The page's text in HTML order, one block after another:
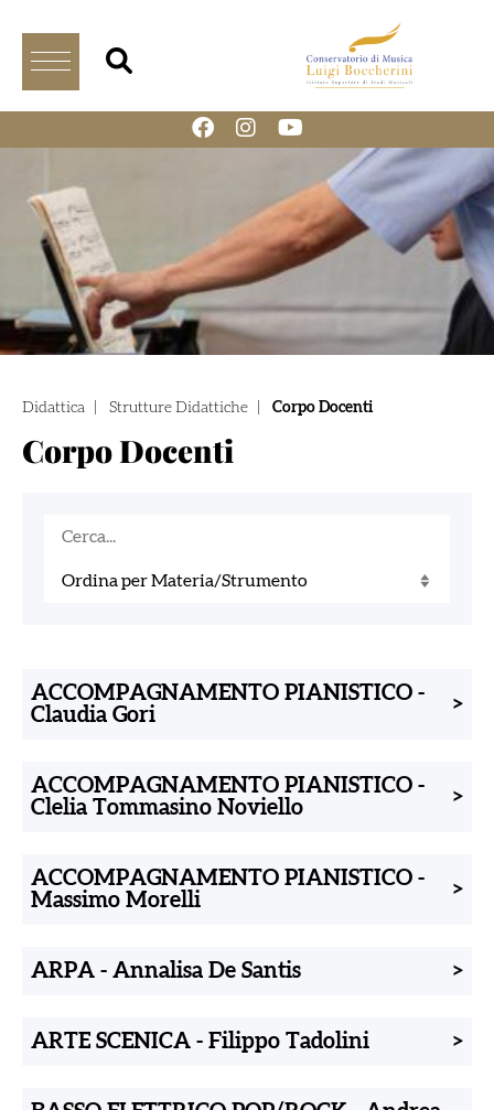
Didattica Strutture Didattiche Corpo Docenti
Corpo Docenti
ACCOMPAGNAMENTO PIANISTICO -
Claudia Gori
>
ACCOMPAGNAMENTO PIANISTICO -
Clelia Tommasino Noviello
>
ACCOMPAGNAMENTO PIANISTICO -
Massimo Morelli
>
ARPA - Annalisa De Santis >
ARTE SCENICA - Filippo Tadolini >